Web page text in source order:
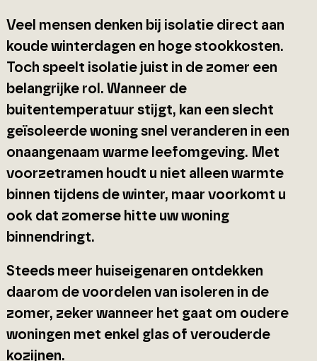
Veel mensen denken bij isolatie direct aan
koude winterdagen en hoge stookkosten.
Toch speelt isolatie juist in de zomer een
belangrijke rol. Wanneer de
buitentemperatuur stijgt, kan een slecht
geïsoleerde woning snel veranderen in een
onaangenaam warme leefomgeving. Met
voorzetramen houdt u niet alleen warmte
binnen tijdens de winter, maar voorkomt u
ook dat zomerse hitte uw woning
binnendringt.
Steeds meer huiseigenaren ontdekken
daarom de voordelen van isoleren in de
zomer, zeker wanneer het gaat om oudere
woningen met enkel glas of verouderde
kozijnen.